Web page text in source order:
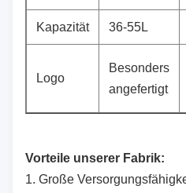
Kapazität 36-55L
Logo
Besonders
angefertigt
Vorteile unserer Fabrik:
1. Große